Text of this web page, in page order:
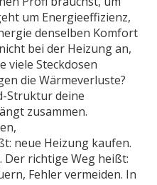
um Energieeffizienz,
denselben Komfort
bei der Heizung an,
viele Steckdosen
die Wärmeverluste?
Struktur deine
zusammen.
neue Heizung kaufen.
Der richtige Weg heißt:
Fehler vermeiden. In